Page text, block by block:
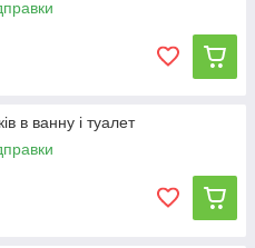
в ванну і туалет